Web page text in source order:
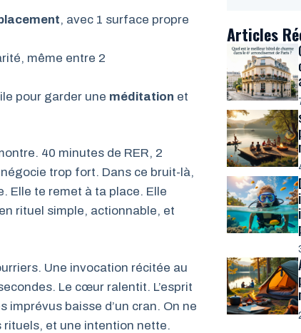
, avec 1 surface propre
même entre 2
pour garder une méditation et
40 minutes de RER, 2
trop fort. Dans ce bruit-là,
Elle te remet à ta place. Elle
rituel simple, actionnable, et
Une invocation récitée au
Le cœur ralentit. L’esprit
imprévus baisse d’un cran. On ne
rituels, et une intention nette.
Articles